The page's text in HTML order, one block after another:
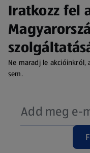
Iratkozz fel
Ne maradj le akcióinkról,
sem.